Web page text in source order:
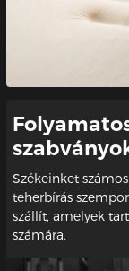
Székeinket
teherbírás
szállít, amelyek
számára.